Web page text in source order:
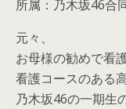
所属：乃木坂46合
元々、
お母様の勧めで看
看護コースのある
乃木坂46の一期生